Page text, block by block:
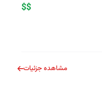
$$
مشاهده جزئیات